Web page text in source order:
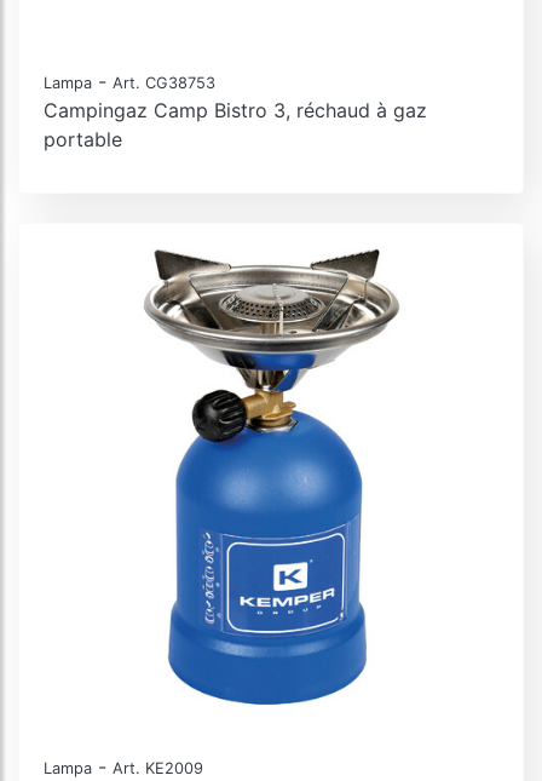
Lampa - Art. CG38753
Campingaz Camp Bistro 3, réchaud à gaz
portable
Lampa - Art. KE2009